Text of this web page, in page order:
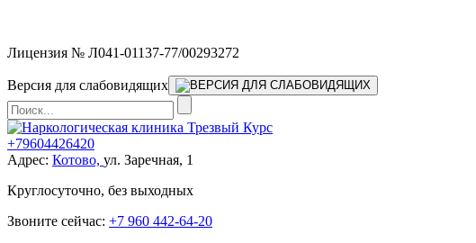
Лицензия № Л041-01137-77/00293272
Версия для слабовидящих
+79604426420
Адрес: Котово, ул. Заречная, 1
Круглосуточно, без выходных
Звоните сейчас: +7 960 442-64-20